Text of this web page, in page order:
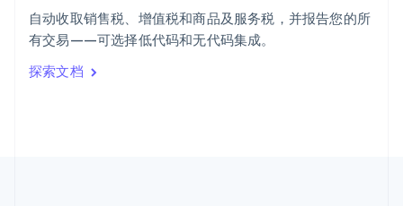
自动收取销售税、增值税和商品及服务税，并报告您的所
有交易——可选择低代码和无代码集成。
探索文档
意大利
ItalianoEnglish
印度
English